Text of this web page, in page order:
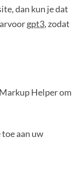
dan kun je dat
gpt3, zodat
Helper om
toe aan uw